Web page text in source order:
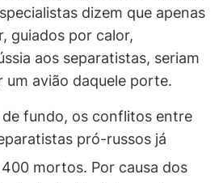
dizem que apenas
guiados por calor,
aos separatistas, seriam
um avião daquele porte.
fundo, os conflitos entre
pró-russos já
mortos. Por causa dos